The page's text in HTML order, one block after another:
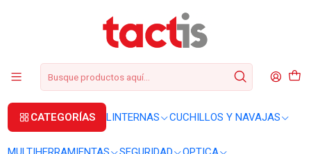
CATEGORÍAS LINTERNAS CUCHILLOS Y NAVAJAS
+56 2 3224 9572 +569 62369815
ARMAS DEPORTIVAS
ACCESORIOS BYRNA
Funda nylon Byrna para pistola SD / HD